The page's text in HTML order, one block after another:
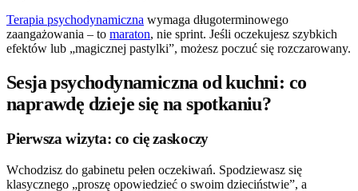
Terapia psychodynamiczna wymaga długoterminowego
zaangażowania – to maraton, nie sprint. Jeśli oczekujesz szybkich
efektów lub „magicznej pastylki”, możesz poczuć się rozczarowany.
Sesja psychodynamiczna od kuchni: co
naprawdę dzieje się na spotkaniu?
Pierwsza wizyta: co cię zaskoczy
Wchodzisz do gabinetu pełen oczekiwań. Spodziewasz się
klasycznego „proszę opowiedzieć o swoim dzieciństwie”, a